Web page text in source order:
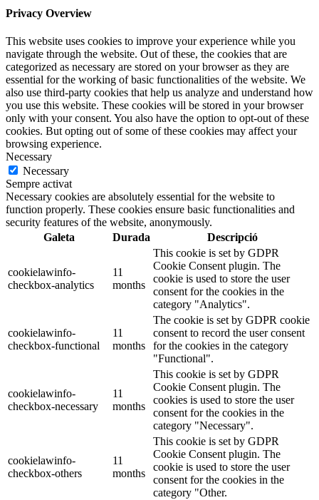
Privacy Overview
This website uses cookies to improve your experience while you
navigate through the website. Out of these, the cookies that are
categorized as necessary are stored on your browser as they are
essential for the working of basic functionalities of the website. We
also use third-party cookies that help us analyze and understand how
you use this website. These cookies will be stored in your browser
only with your consent. You also have the option to opt-out of these
cookies. But opting out of some of these cookies may affect your
browsing experience.
Necessary
Necessary
Sempre activat
Necessary cookies are absolutely essential for the website to
function properly. These cookies ensure basic functionalities and
security features of the website, anonymously.
Galeta
Durada Descripció
cookielawinfo-
checkbox-analytics
11
months
This cookie is set by GDPR
Cookie Consent plugin. The
cookie is used to store the user
consent for the cookies in the
category "Analytics".
cookielawinfo-
checkbox-functional
11
months
The cookie is set by GDPR cookie
consent to record the user consent
for the cookies in the category
"Functional".
cookielawinfo-
checkbox-necessary
11
months
This cookie is set by GDPR
Cookie Consent plugin. The
cookies is used to store the user
consent for the cookies in the
category "Necessary".
cookielawinfo-
checkbox-others
11
months
This cookie is set by GDPR
Cookie Consent plugin. The
cookie is used to store the user
consent for the cookies in the
category "Other.